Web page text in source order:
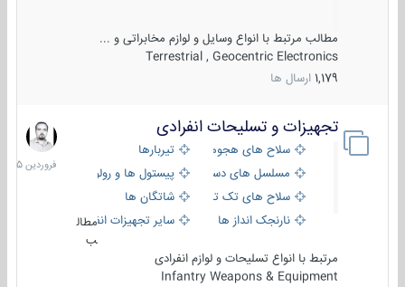
مطالب مرتبط با انواع وسایل و لوازم مخابراتی و ...
Terrestrial , Geocentric Electronics
1,179 ارسال ها
تجهیزات و تسلیحات انفرادی
سلاح های هجومی
تیربارها
مسلسل های دستی
پیستول ها و رولورها
سلاح های تک تیر اندازیشاتگان ها
نارنجک انداز ها
سایر تجهیزات انفرادی
مطال
ب
مرتبط با انواع تسلیحات و لوازم انفرادی
Infantry Weapons & Equipment
17
فروردین
1405